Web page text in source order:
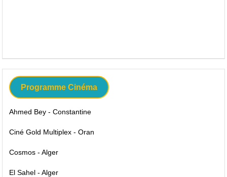
Programme Cinéma
Ahmed Bey - Constantine
Ciné Gold Multiplex - Oran
Cosmos - Alger
El Sahel - Alger